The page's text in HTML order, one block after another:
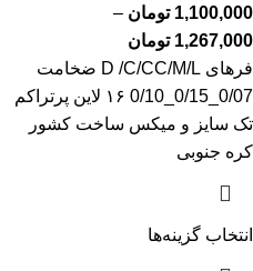
1,100,000 تومان –
1,267,000 تومان
فرهای D /C/CC/M/L ضخامت
0/07_0/15_0/10 ۱۶ لاین پرتراکم
تک سایز و میکس ساخت کشور
کره جنوبی
انتخاب گزینه‌ها